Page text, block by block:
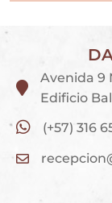
Avenida 9
Edificio
(+57) 316